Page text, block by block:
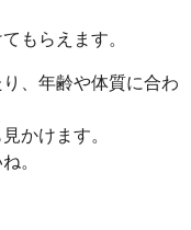
もらえます。
、年齢や体質に合わ
かけます。
。